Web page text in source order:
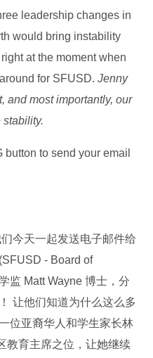
leadership changes in
would bring instability
at the moment when
for SFUSD. Jenny
and most importantly, our
stability.
to send your email
今天一起发送电子邮件给
- Board of
监 Matt Wayne 博士，分
让他们知道为什么这么多
位亚裔华人和学生家长林
教育主席之位，让她继续